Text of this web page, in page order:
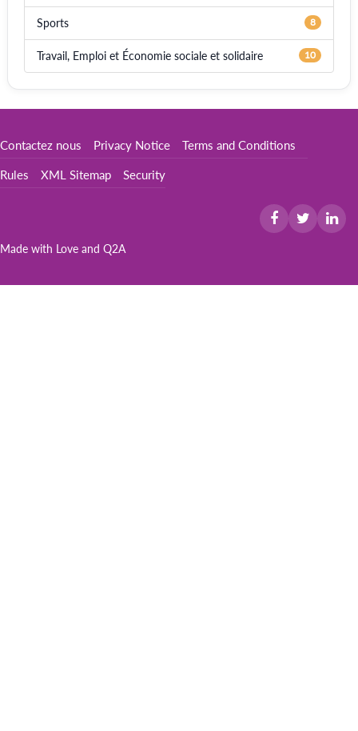
Sports 8
Travail, Emploi et Économie sociale et solidaire 10
Contactez nous Privacy Notice Terms and Conditions
Rules XML Sitemap Security
Made with Love and Q2A